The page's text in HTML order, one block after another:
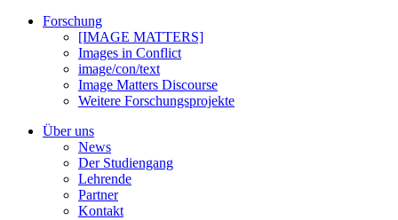
Forschung
[IMAGE MATTERS]
Images in Conflict
image/con/text
Image Matters Discourse
Weitere Forschungsprojekte
Über uns
News
Der Studiengang
Lehrende
Partner
Kontakt